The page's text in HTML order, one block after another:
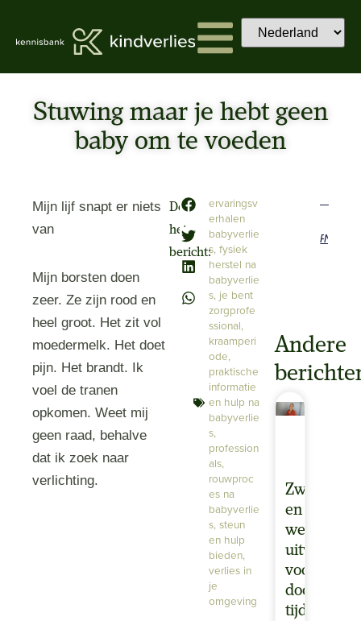
Stuwing maar je hebt geen
baby om te voeden
Mijn lijf snapt er niets
van
Mijn borsten doen
zeer. Ze zijn rood en
heel groot. Het zit vol
moedermelk. Het doet
pijn. Het brandt. Ik
voel de tranen
opkomen. Weet mij
geen raad, behalve
dat ik zoek naar
verlichting.
Deel
het
bericht:
ervaringsv
erhalen
babyverlie
s,fysiek
herstel na
babyverlie
s, je bent
zorgprofe
ssional,
kraamperi
ode,
praktische
informatie
en hulp na
babyverlie
s,
profession
als,
rouwproc
es na
babyverlie
s,steun
en hulp
bieden,
verlies in
je
omgeving
Andere
en
werk:
uitval
door
tijdig
Previous